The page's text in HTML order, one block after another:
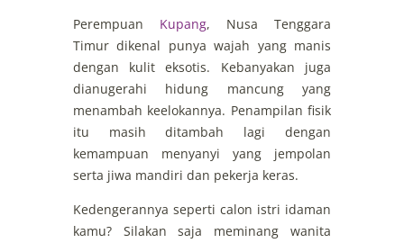
Perempuan Kupang, Nusa Tenggara
Timur dikenal punya wajah yang manis
dengan kulit eksotis. Kebanyakan juga
dianugerahi hidung mancung yang
menambah keelokannya. Penampilan fisik
itu masih ditambah lagi dengan
kemampuan menyanyi yang jempolan
serta jiwa mandiri dan pekerja keras.
Kedengerannya seperti calon istri idaman
kamu? Silakan saja meminang wanita